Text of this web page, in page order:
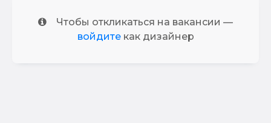
Чтобы откликаться на вакансии —
войдитекак дизайнер